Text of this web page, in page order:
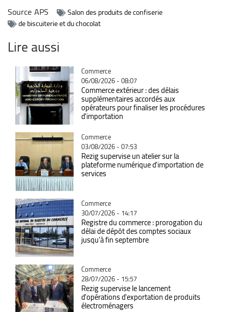
SourceAPS
Salon des produits de confiserie
de biscuiterie et du chocolat
Lire aussi
Catégorie
Commerce
06/08/2026 - 08:07
Commerce extérieur : des délais
supplémentaires accordés aux
opérateurs pour finaliser les procédures
d'importation
Catégorie
Commerce
03/08/2026 - 07:53
Rezig supervise un atelier sur la
plateforme numérique d'importation de
services
Catégorie
Commerce
30/07/2026 - 14:17
Registre du commerce : prorogation du
délai de dépôt des comptes sociaux
jusqu'à fin septembre
Catégorie
Commerce
28/07/2026 - 15:57
Rezig supervise le lancement
d'opérations d'exportation de produits
électroménagers